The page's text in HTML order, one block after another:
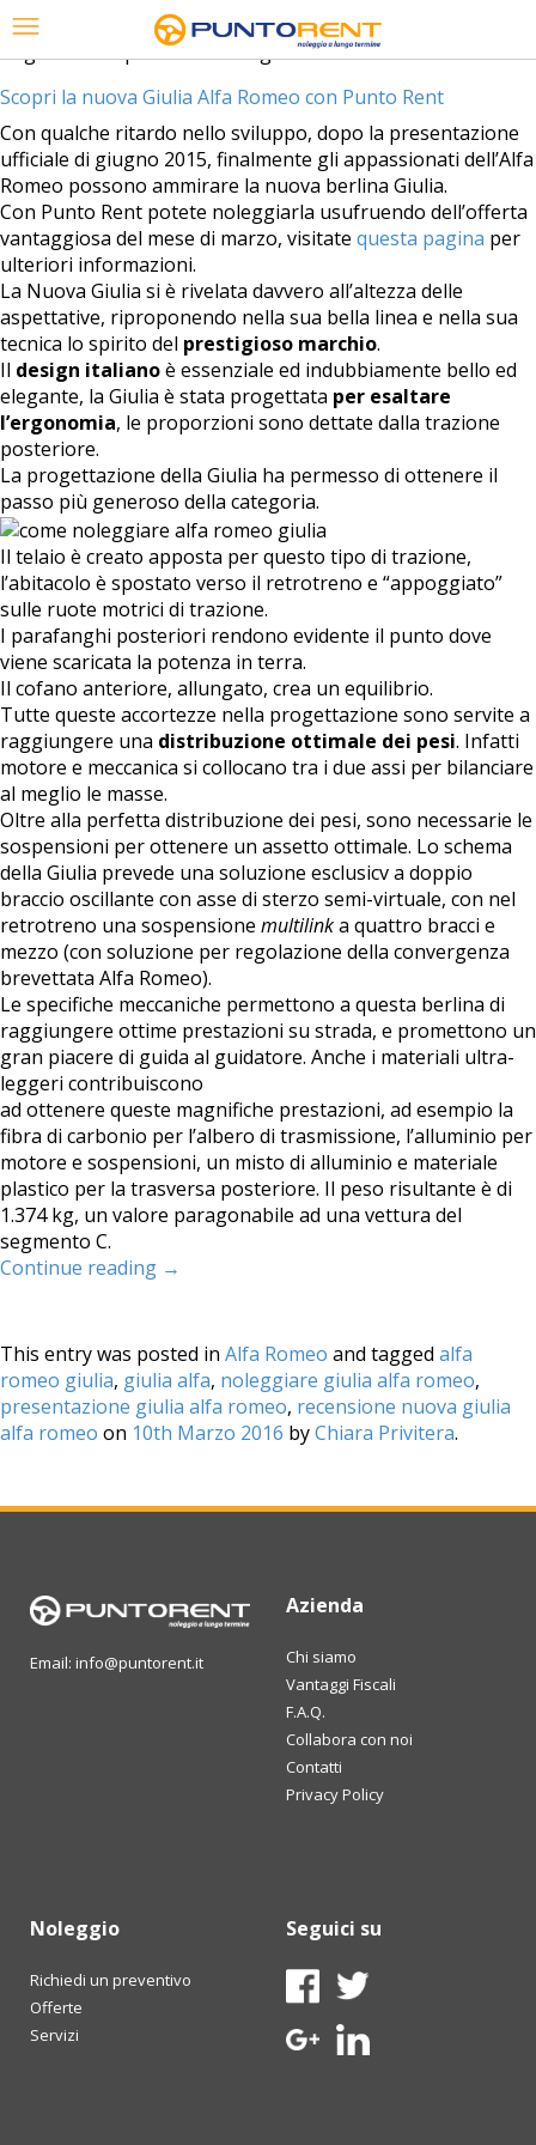
Tag Archives:presentazione giulia alfa romeo
Scopri la nuova Giulia Alfa Romeo con Punto Rent
Con qualche ritardo nello sviluppo, dopo la presentazione
ufficiale di giugno 2015, finalmente gli appassionati dell’Alfa
Romeo possono ammirare la nuova berlina Giulia.
Con Punto Rent potete noleggiarla usufruendo dell’offerta
vantaggiosa del mese di marzo, visitate questa pagina per
ulteriori informazioni.
La Nuova Giulia si è rivelata davvero all’altezza delle
aspettative, riproponendo nella sua bella linea e nella sua
tecnica lo spirito del prestigioso marchio.
Il design italianoè essenziale ed indubbiamente bello ed
elegante, la Giulia è stata progettata per esaltare
l’ergonomia, le proporzioni sono dettate dalla trazione
posteriore.
La progettazione della Giulia ha permesso di ottenere il
passo più generoso della categoria.
Il telaio è creato apposta per questo tipo di trazione,
l’abitacolo è spostato verso il retrotreno e “appoggiato”
sulle ruote motrici di trazione.
I parafanghi posteriori rendono evidente il punto dove
viene scaricata la potenza in terra.
Il cofano anteriore, allungato, crea un equilibrio.
Tutte queste accortezze nella progettazione sono servite a
raggiungere una distribuzione ottimale dei pesi. Infatti
motore e meccanica si collocano tra i due assi per bilanciare
al meglio le masse.
Oltre alla perfetta distribuzione dei pesi, sono necessarie le
sospensioni per ottenere un assetto ottimale. Lo schema
della Giulia prevede una soluzione esclusicv a doppio
braccio oscillante con asse di sterzo semi-virtuale, con nel
retrotreno una sospensione multilinka quattro bracci e
mezzo (con soluzione per regolazione della convergenza
brevettata Alfa Romeo).
Le specifiche meccaniche permettono a questa berlina di
raggiungere ottime prestazioni su strada, e promettono un
gran piacere di guida al guidatore. Anche i materiali ultra-
leggeri contribuiscono
ad ottenere queste magnifiche prestazioni, ad esempio la
fibra di carbonio per l’albero di trasmissione, l’alluminio per
motore e sospensioni, un misto di alluminio e materiale
plastico per la trasversa posteriore. Il peso risultante è di
1.374 kg, un valore paragonabile ad una vettura del
segmento C.
Continue reading →
This entry was posted in Alfa Romeo and tagged alfa
romeo giulia, giulia alfa, noleggiare giulia alfa romeo,
presentazione giulia alfa romeo, recensione nuova giulia
alfa romeo on 10th Marzo 2016 byChiara Privitera.
Email: info@puntorent.it
Azienda
Chi siamo
Vantaggi Fiscali
F.A.Q.
Collabora con noi
Contatti
Privacy Policy
Noleggio
Richiedi un preventivo
Offerte
Servizi
Seguici su